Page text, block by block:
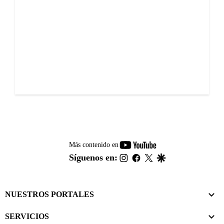
Más contenido en
youtube-
footer
Síguenos en: instagram
facebook
twitter
NUESTROS PORTALES
SERVICIOS